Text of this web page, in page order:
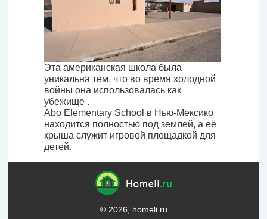
Эта американская школа была
уникальна тем, что во время холодной
войны она использовалась как
убежище .
Abo Elementary School в Нью-Мексико
находится полностью под землей, а её
крыша служит игровой площадкой для
детей.
© 2026, homeli.ru